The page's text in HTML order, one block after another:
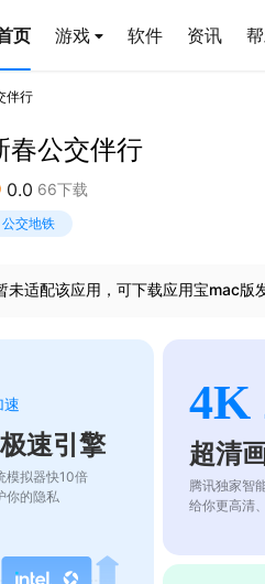
页 游戏 软件 资讯
伴行
春公交伴行
0.0 66下载
公交地铁
未适配该应用，可下载应用宝mac版
速
速引擎
模拟器快10倍
你的隐私
4K
超清
腾讯独家智
给你更高清